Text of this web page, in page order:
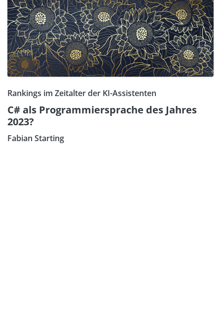
Rankings im Zeitalter der KI-Assistenten
C# als Programmiersprache des Jahres
2023?
Fabian Starting